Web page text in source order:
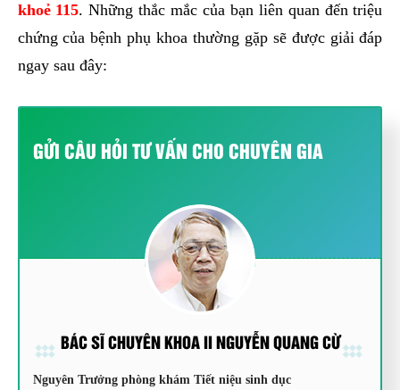
khoẻ 115. Những thắc mắc của bạn liên quan đến triệu
chứng của bệnh phụ khoa thường gặp sẽ được giải đáp
ngay sau đây:
GỬI CÂU HỎI TƯ VẤN CHO CHUYÊN GIA
BÁC SĨ CHUYÊN KHOA II NGUYỄN QUANG CỪ
Nguyên Trưởng phòng khám Tiết niệu sinh dục